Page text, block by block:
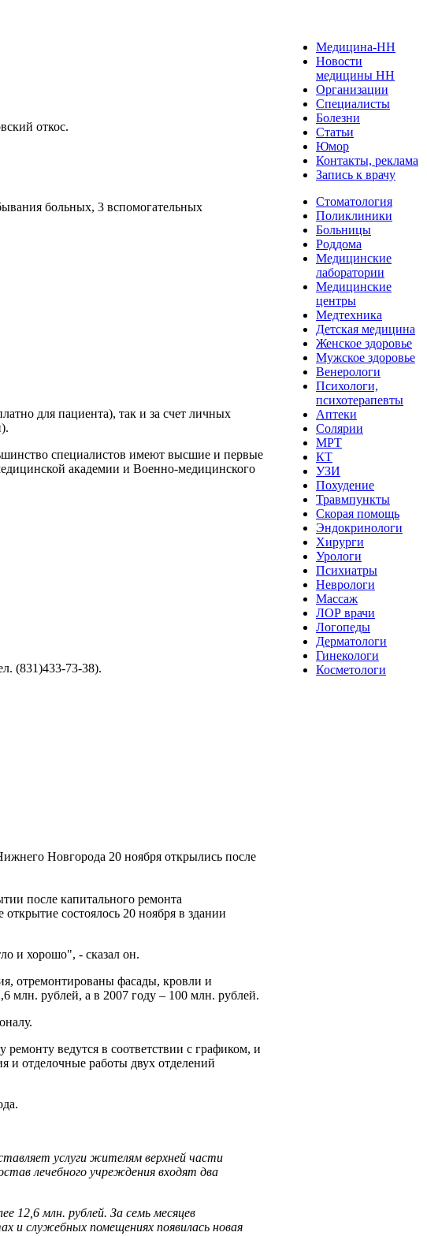
откос.
больных, 3 вспомогательных
для пациента), так и за счет личных
специалистов имеют высшие и первые
академии и Военно-медицинского
(831)433-73-38).
Новгорода 20 ноября открылись после
после капитального ремонта
состоялось 20 ноября в здании
и хорошо", - сказал он.
отремонтированы фасады, кровли и
млн. рублей, а в 2007 году – 100 млн. рублей.
ведутся в соответствии с графиком, и
и отделочные работы двух отделений
услуги жителям верхней части
лечебного учреждения входят два
12,6 млн. рублей. За семь месяцев
и служебных помещениях появилась новая
Медицина-НН
Новости
медицины НН
Организации
Специалисты
Болезни
Статьи
Юмор
Контакты, реклама
Запись к врачу
Стоматология
Поликлиники
Больницы
Роддома
Медицинские
лаборатории
Медицинские
центры
Медтехника
Детская медицина
Женское здоровье
Мужское здоровье
Венерологи
Психологи,
психотерапевты
Аптеки
Солярии
МРТ
КТ
УЗИ
Похудение
Травмпункты
Скорая помощь
Эндокринологи
Хирурги
Урологи
Психиатры
Неврологи
Массаж
ЛОР врачи
Логопеды
Дерматологи
Гинекологи
Косметологи